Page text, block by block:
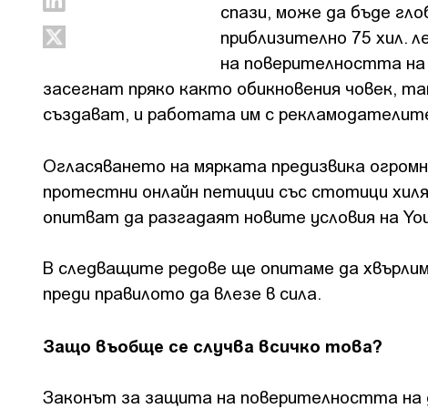
спази, може да бъде
приблизително 75 хил.
на поверителността
засегнат пряко както обикновения човек,
създават, и работата им с
Огласяването на мярката предизвика
протестни онлайн петиции със стотици
опитват да разгадаят новите условия на
В следващите редове ще опитаме да
преди правилото да влезе в сила.
Защо въобще се случва всичко това?
Законът за защита на поверителността на